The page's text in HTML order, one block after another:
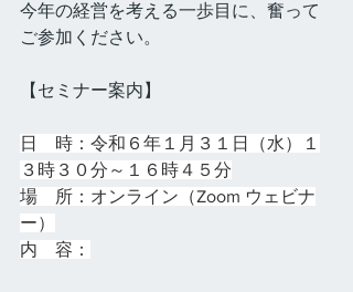
今年の経営を考える一歩目に、奮って
ご参加ください。
【セミナー案内】
日　時：令和６年１月３１日（水）１
３時３０分～１６時４５分
場　所：オンライン（Zoom ウェビナ
ー）
内　容：